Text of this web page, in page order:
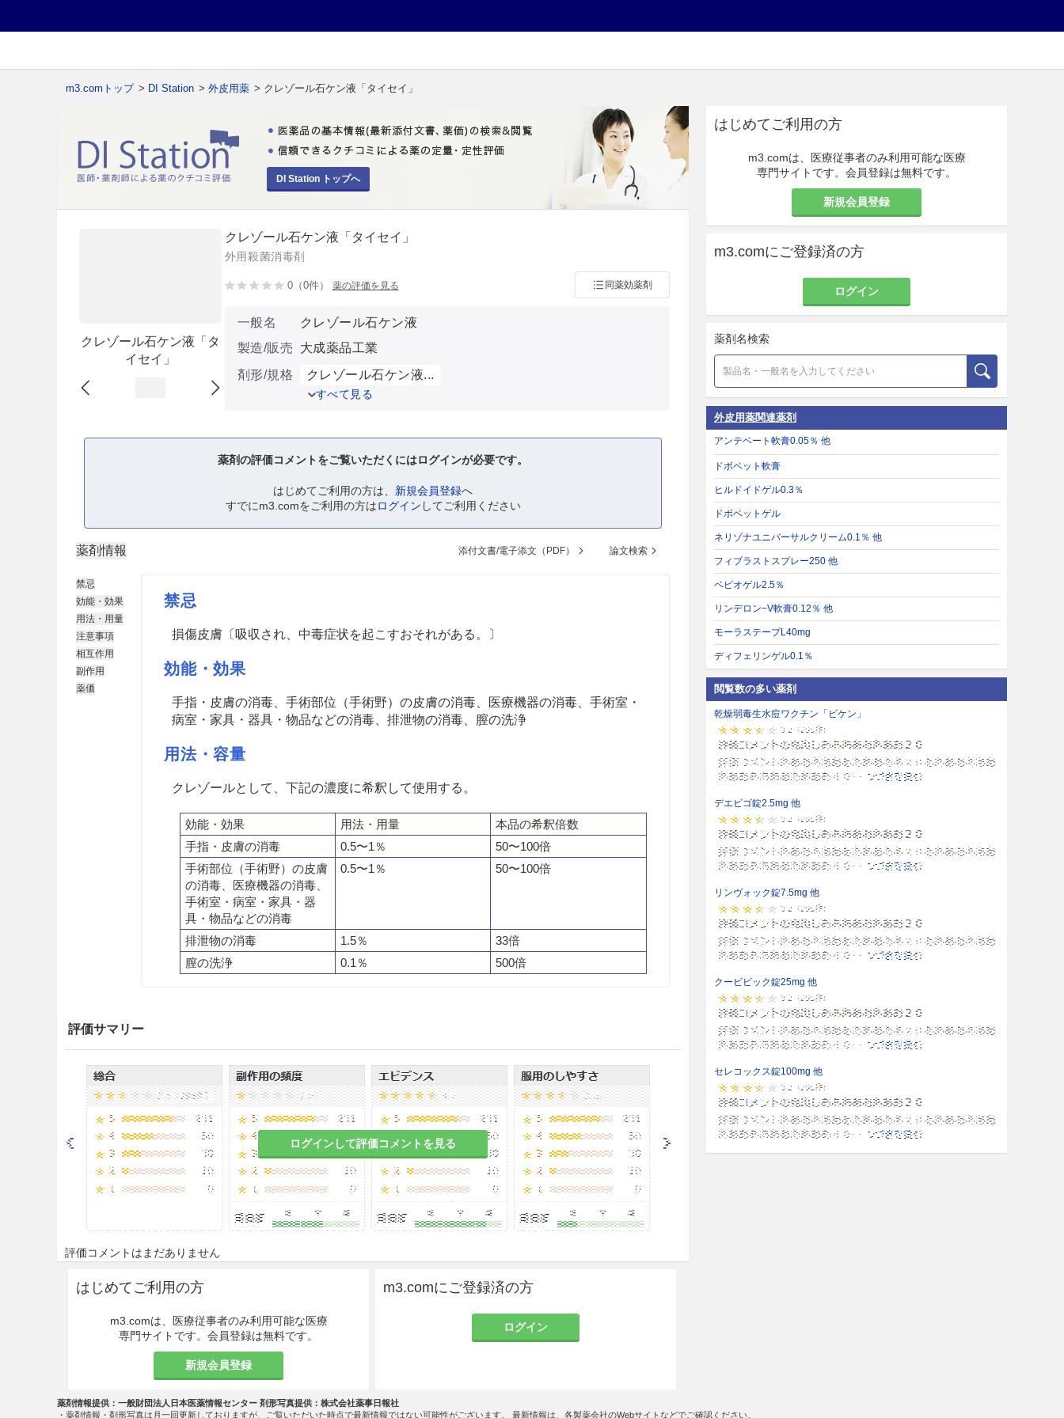
m3.comトップ > DI Station > 外皮用薬 > クレゾール石ケン液「タイセイ」
DI Station トップへ
クレゾール石ケン液「タ
イセイ」
クレゾール石ケン液「タイセイ」
外用殺菌消毒剤
0（0件） 薬の評価を見る 同薬効薬剤
一般名
クレゾール石ケン液
製造/販売
大成薬品工業
剤形/規格
クレゾール石ケン液...
すべて見る
薬剤の評価コメントをご覧いただくにはログインが必要です。
はじめてご利用の方は、 新規会員登録へ
すでにm3.comをご利用の方はログイン してご利用ください
薬剤情報 添付文書/電子添文（PDF） 論文検索
禁忌
効能・効果
用法・用量
注意事項
相互作用
副作用
薬価
禁忌
損傷皮膚〔吸収され、中毒症状を起こすおそれがある。〕
効能・効果
手指・皮膚の消毒、手術部位（手術野）の皮膚の消毒、医療機器の消毒、手術室・
病室・家具・器具・物品などの消毒、排泄物の消毒、膣の洗浄
用法・容量
クレゾールとして、下記の濃度に希釈して使用する。
効能・効果 用法・用量
本品の希釈倍数
手指・皮膚の消毒
0.5〜1％
50〜100倍
手術部位（手術野）の皮膚
の消毒、医療機器の消毒、
手術室・病室・家具・器
具・物品などの消毒
0.5〜1％ 50〜100倍
排泄物の消毒 1.5％
33倍
膣の洗浄
0.1％ 500倍
に拭き取り石けん水と水でよく洗い流すこと。
眼に入らないように注意すること。眼に入った場合には水でよく洗い流すこと。
本剤を必ず希釈し、 濃度に注意して使用すること。
適用上の注意
炎症又は易刺激性の部位に使用する場合には、通常部位に使用するよりも低濃度
とすることが望ましい。
評価サマリー
ログインして評価コメントを見る
評価コメントはまだありません
はじめてご利用の方
m3.comは、医療従事者のみ利用可能な医療
専門サイトです。会員登録は無料です。
新規会員登録
m3.comにご登録済の方
ログイン
はじめてご利用の方
m3.comは、医療従事者のみ利用可能な医療
専門サイトです。会員登録は無料です。
新規会員登録
m3.comにご登録済の方
ログイン
薬剤名検索
外皮用薬関連薬剤
アンテベート軟膏0.05％ 他
ドボベット軟膏
ヒルドイドゲル0.3％
ドボベットゲル
ネリゾナユニバーサルクリーム0.1％ 他
フィブラストスプレー250 他
ベピオゲル2.5％
リンデロン−V軟膏0.12％ 他
モーラステープL40mg
ディフェリンゲル0.1％
閲覧数の多い薬剤
乾燥弱毒生水痘ワクチン「ビケン」
デエビゴ錠2.5mg 他
リンヴォック錠7.5mg 他
クービビック錠25mg 他
セレコックス錠100mg 他
薬剤情報提供：一般財団法人日本医薬情報センター 剤形写真提供：株式会社薬事日報社
・薬剤情報・剤形写真は月一回更新しておりますが、ご覧いただいた時点で最新情報ではない可能性がございます。 最新情報は、各製薬会社のWebサイトなどでご確認ください。